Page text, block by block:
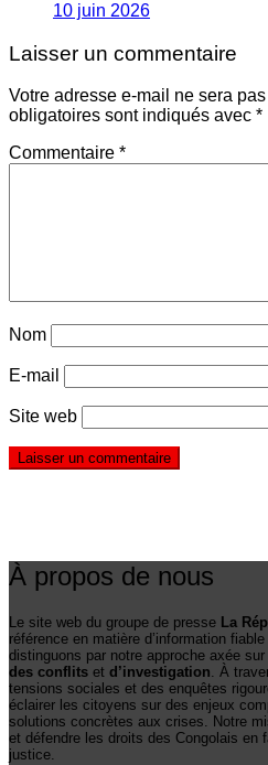
10 juin 2026
Laisser un commentaire
Votre adresse e-mail ne sera
obligatoires sont indiqués avec *
Commentaire *
Nom
E-mail
Site web
À propos de nous
Le site web du groupe de presse La
référence en matière d’information
distinguons par notre approche axée sur
des conflits et d’investigation. À
tensions sociales et des enquêtes
éclairer les citoyens sur des enjeux
solutions concrètes aux crises. Notre
et défendre les droits des Congolais en
justice.